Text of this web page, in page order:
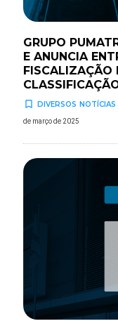
GRUPO
E ANUNCIA
FISCALIZAÇÃO
turned_in_not DIVERSOS
de março de 2025